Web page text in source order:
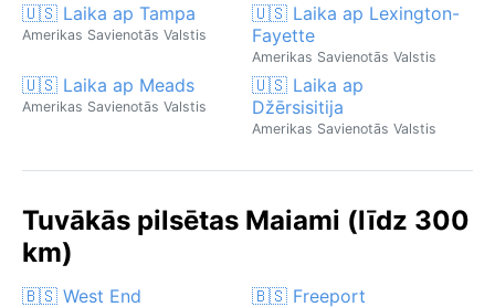
🇺🇸 Laika ap Tampa
Amerikas Savienotās Valstis
🇺🇸 Laika ap Lexington-
Fayette
Amerikas Savienotās Valstis
🇺🇸 Laika ap Meads
Amerikas Savienotās Valstis
🇺🇸 Laika ap
Džērsisitija
Amerikas Savienotās Valstis
Tuvākās pilsētas Maiami (līdz 300
km)
🇧🇸 West End 🇧🇸 Freeport